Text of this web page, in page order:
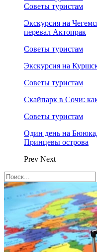
Советы туристам
Экскурсия на
перевал Актопрак
Советы туристам
Экскурсия на
Советы туристам
Скайпарк в Сочи:
Советы туристам
Один день на
Принцевы острова
Prev Next